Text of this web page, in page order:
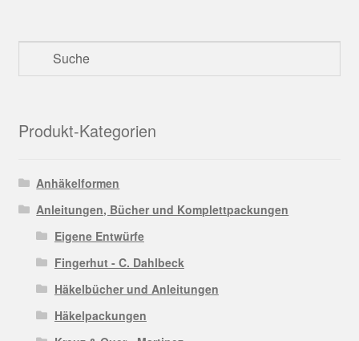
Produkt-Kategorien
Anhäkelformen
Anleitungen, Bücher und Komplettpackungen
Eigene Entwürfe
Fingerhut - C. Dahlbeck
Häkelbücher und Anleitungen
Häkelpackungen